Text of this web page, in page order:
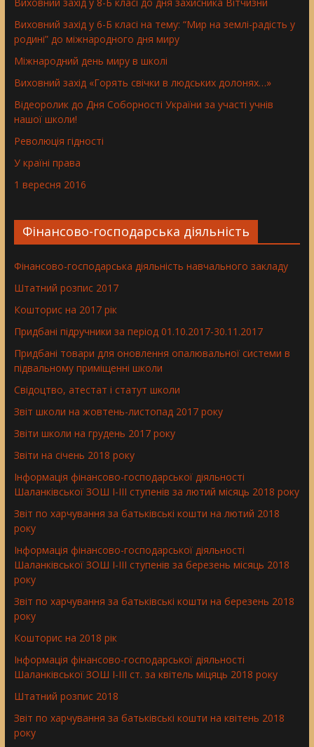
Виховний захід у 6-Б класі на тему: “Мир на землі-радість у
родині” до міжнародного дня миру
Міжнародний день миру в школі
Виховний захід «Горять свічки в людських долонях…»
Відеоролик до Дня Соборності України за участі учнів
нашої школи!
Революція гідності
У країні права
1 вересня 2016
Фінансово-господарська діяльність
Фінансово-господарська діяльність навчального закладу
Штатний розпис 2017
Кошторис на 2017 рік
Придбані підручники за період 01.10.2017-30.11.2017
Придбані товари для оновлення опалювальної системи в
підвальному приміщенні школи
Свідоцтво, атестат і статут школи
Звіт школи на жовтень-листопад 2017 року
Звіти школи на грудень 2017 року
Звіти на січень 2018 року
Інформація фінансово-господарської діяльності
Шаланківської ЗОШ І-ІІІ ступенів за лютий місяць 2018 року
Звіт по харчування за батьківські кошти на лютий 2018
року
Інформація фінансово-господарської діяльності
Шаланківської ЗОШ І-ІІІ ступенів за березень місяць 2018
року
Звіт по харчування за батьківські кошти на березень 2018
року
Кошторис на 2018 рік
Інформація фінансово-господарської діяльності
Шаланківської ЗОШ І-ІІІ ст. за квітель міцяць 2018 року
Штатний розпис 2018
Звіт по харчування за батьківські кошти на квітень 2018
року